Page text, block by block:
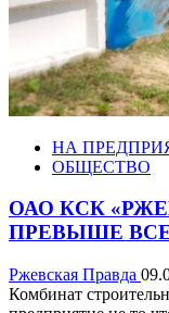
НА
ОБЩЕСТВО
ОАО КСК
ПРЕВЫШЕ
Ржевская Правда
Комбинат